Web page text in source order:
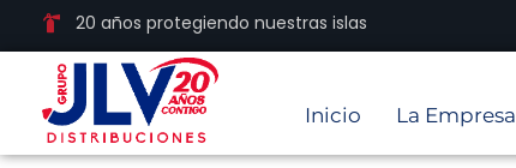
20 años protegiendo nuestras islas
Inicio La Empresa